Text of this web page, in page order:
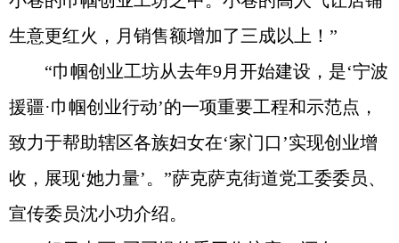
生意更红火，月销售额增加了三成以上！”
“巾帼创业工坊从去年9月开始建设，是‘宁波
援疆·巾帼创业行动’的一项重要工程和示范点，
致力于帮助辖区各族妇女在‘家门口’实现创业增
收，展现‘她力量’。”萨克萨克街道党工委委员、
宣传委员沈小功介绍。